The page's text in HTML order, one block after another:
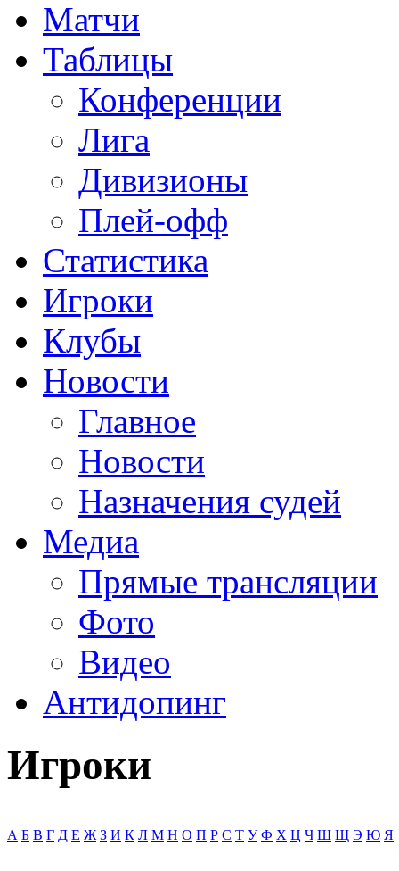
Матчи
Таблицы
Конференции
Лига
Дивизионы
Плей-офф
Статистика
Игроки
Клубы
Новости
Главное
Новости
Назначения судей
Медиа
Прямые трансляции
Фото
Видео
Антидопинг
Игроки
А Б В Г Д Е Ж З И К Л М Н О П Р С Т У Ф Х Ц Ч Ш Щ Э Ю Я